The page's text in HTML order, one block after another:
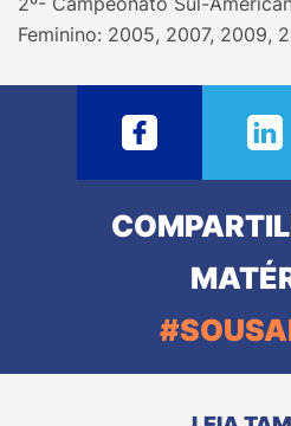
Feminino: 2005, 2007, 2009,